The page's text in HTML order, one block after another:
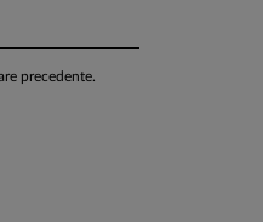
precedente.